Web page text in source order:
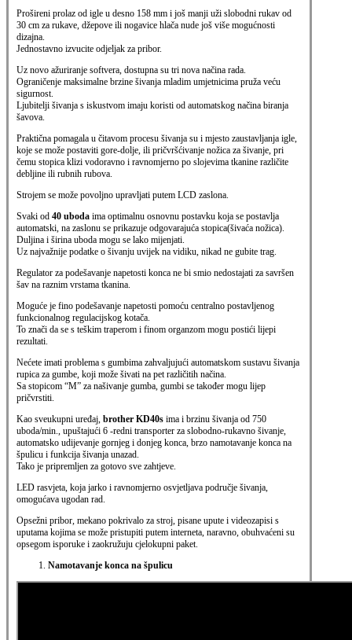
Prošireni prolaz od igle u desno 158 mm i još manji uži slobodni rukav od
30 cm za rukave, džepove ili nogavice hlača nude još više mogućnosti
dizajna.
Jednostavno izvucite odjeljak za pribor.
Uz novo ažuriranje softvera, dostupna su tri nova načina rada.
Ograničenje maksimalne brzine šivanja mladim umjetnicima pruža veću
sigurnost.
Ljubitelji šivanja s iskustvom imaju koristi od automatskog načina biranja
šavova.
Praktična pomagala u čitavom procesu šivanja su i mjesto zaustavljanja igle,
koje se može postaviti gore-dolje, ili pričvršćivanje nožica za šivanje, pri
čemu stopica klizi vodoravno i ravnomjerno po slojevima tkanine različite
debljine ili rubnih rubova.
Strojem se može povoljno upravljati putem LCD zaslona.
Svaki od 40 uboda ima optimalnu osnovnu postavku koja se postavlja
automatski, na zaslonu se prikazuje odgovarajuća stopica(šivaća nožica).
Duljina i širina uboda mogu se lako mijenjati.
Uz najvažnije podatke o šivanju uvijek na vidiku, nikad ne gubite trag.
Regulator za podešavanje napetosti konca ne bi smio nedostajati za savršen
šav na raznim vrstama tkanina.
Moguće je fino podešavanje napetosti pomoću centralno postavljenog
funkcionalnog regulacijskog kotača.
To znači da se s teškim traperom i finom organzom mogu postići lijepi
rezultati.
Nećete imati problema s gumbima zahvaljujući automatskom sustavu šivanja
rupica za gumbe, koji može šivati na ​​pet različitih načina.
Sa stopicom “M” za našivanje gumba, gumbi se također mogu lijep
pričvrstiti.
Kao sveukupni uređaj, brother KD40s ima i brzinu šivanja od 750
uboda/min., upuštajući 6 -redni transporter za slobodno-rukavno šivanje,
automatsko udijevanje gornjeg i donjeg konca, brzo namotavanje konca na
špulicu i funkcija šivanja unazad.
Tako je pripremljen za gotovo sve zahtjeve.
LED rasvjeta, koja jarko i ravnomjerno osvjetljava područje šivanja,
omogućava ugodan rad.
Opsežni pribor, mekano pokrivalo za stroj, pisane upute i videozapisi s
uputama kojima se može pristupiti putem interneta, naravno, obuhvaćeni su
opsegom isporuke i zaokružuju cjelokupni paket.
Namotavanje konca na špulicu